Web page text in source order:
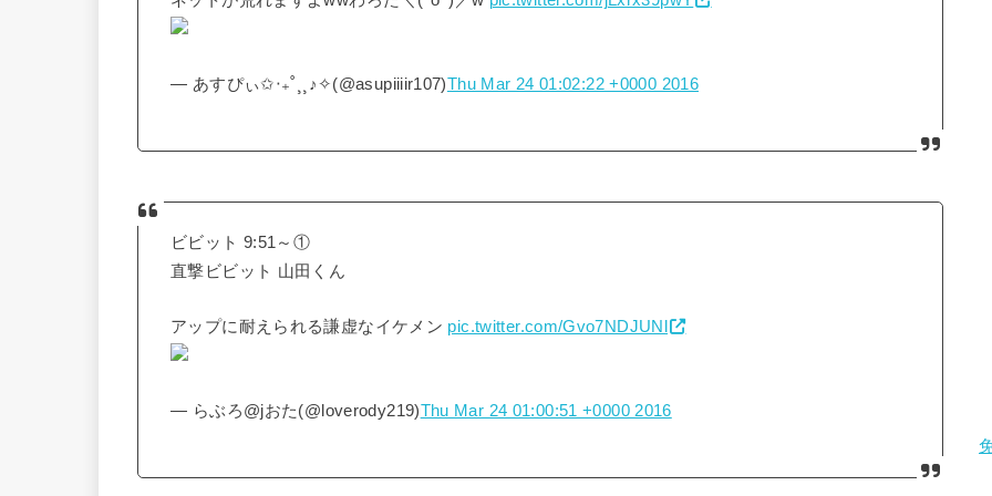
— あすぴぃ✩‧₊˚¸¸♪✧(@asupiiiir107)Thu Mar 24 01:02:22 +0000 2016
ビビット 9:51～①
直撃ビビット 山田くん
アップに耐えられる謙虚なイケメン pic.twitter.com/Gvo7NDJUNl
— らぶろ@jおた(@loverody219)Thu Mar 24 01:00:51 +0000 2016